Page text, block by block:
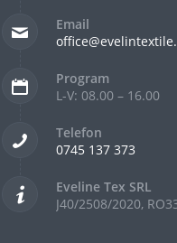
Email
Program
L-V: 08.00 – 16.00
Telefon
0745 137 373
Eveline Tex SRL
J40/2508/2020,